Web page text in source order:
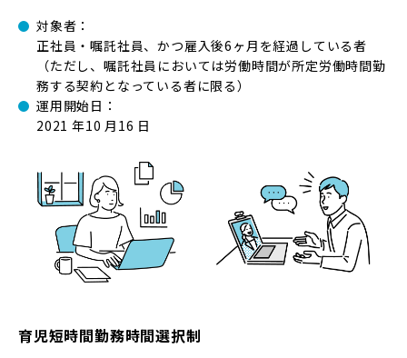
対象者：
正社員・嘱託社員、かつ雇⼊後6ヶ⽉を経過している者
（ただし、嘱託社員においては労働時間が所定労働時間勤
務する契約となっている者に限る）
運⽤開始⽇：
2021 年10 ⽉16 ⽇
育児短時間勤務時間選択制